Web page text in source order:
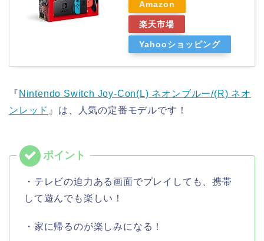
Amazon
楽天市場
Yahooショッピング
『 Nintendo Switch Joy-Con(L) ネオンブルー/(R) ネオ
ンレッド 』は、人気の定番モデルです！
・テレビの迫力ある画面でプレイしても、携帯
して遊んでも楽しい！
・家に帰るのが楽しみになる！